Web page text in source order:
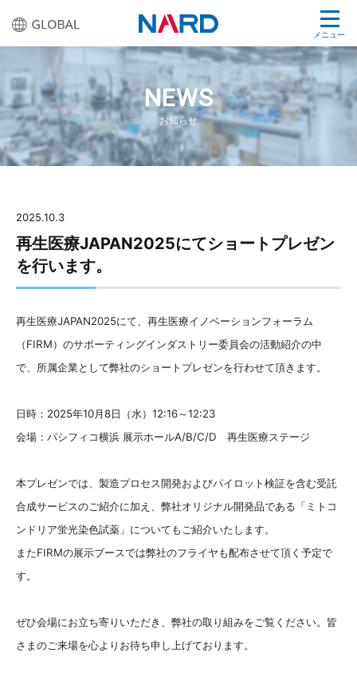
メニュー
NEWS
お知らせ
2025.10.3
再生医療JAPAN2025にてショートプレゼン
を行います。
再生医療JAPAN2025にて、再生医療イノベーションフォーラム
（FIRM）のサポーティングインダストリー委員会の活動紹介の中
で、所属企業として弊社のショートプレゼンを行わせて頂きます。
日時：2025年10月8日（水）12:16～12:23
会場：パシフィコ横浜 展示ホールA/B/C/D 再生医療ステージ
本プレゼンでは、製造プロセス開発およびパイロット検証を含む受託
合成サービスのご紹介に加え、弊社オリジナル開発品である「ミトコ
ンドリア蛍光染色試薬」についてもご紹介いたします。
またFIRMの展示ブースでは弊社のフライヤも配布させて頂く予定で
す。
ぜひ会場にお立ち寄りいただき、弊社の取り組みをご覧ください。皆
さまのご来場を心よりお待ち申し上げております。